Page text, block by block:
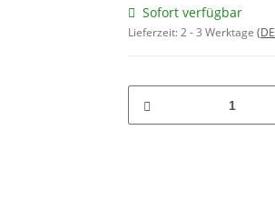
Sofort verfügbar
Lieferzeit:2 - 3 Werktage